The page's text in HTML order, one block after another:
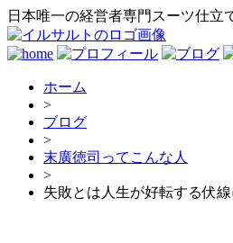
日本唯一の経営者専門スーツ仕立
ホーム
>
ブログ
>
末廣徳司ってこんな人
>
失敗とは人生が好転する伏